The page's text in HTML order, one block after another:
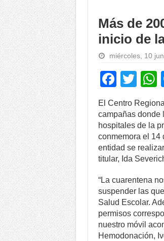
Más de
inicio de
miércoles, 10
F
c
e
b
o
o
k
T
wi
tt
er
El Centro
campañas donde
hospitales de la
conmemora el 14
entidad se
titular, Ida
“La cuarentena
suspender las
Salud Escolar.
permisos
nuestro móvil
Hemodonación,